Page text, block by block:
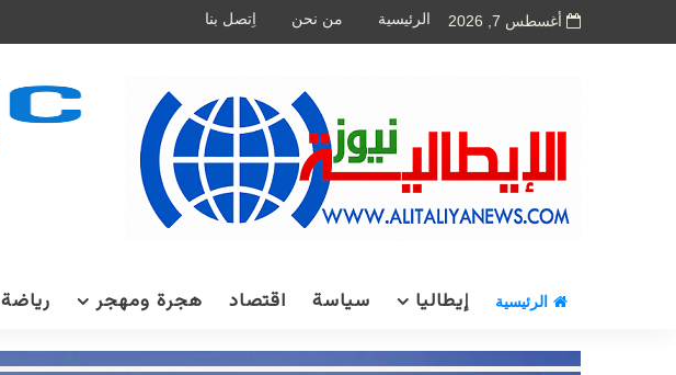
أغسطس 7, 2026 الرئيسية من نحن اِتصل بنا
الرئيسية إيطاليا سياسة اقتصاد هجرة ومهجر رياضة